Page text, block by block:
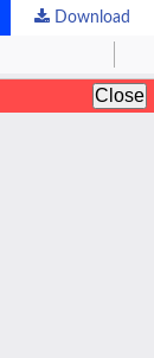
Download